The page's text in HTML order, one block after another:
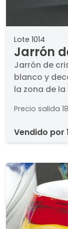
Lote 1014
Jarrón
plano
colores
hilos
Jarrón de
blanco y
la zona de
Medidas: 34
Precio salida
vendido por